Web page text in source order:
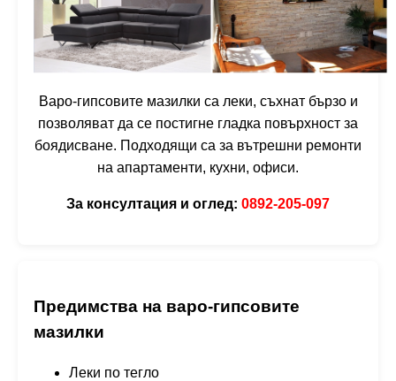
Варо-гипсовите мазилки са леки, съхнат бързо и
позволяват да се постигне гладка повърхност за
боядисване. Подходящи са за вътрешни ремонти
на апартаменти, кухни, офиси.
За консултация и оглед: 0892-205-097
Предимства на варо-гипсовите
мазилки
Леки по тегло